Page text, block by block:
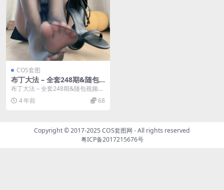
COS套图
布丁大法 – 全套248期&随包
视频
布丁大法 – 全套248期&随包视频，
合集分类：COS套图、合集模特：
布...4 年前 68
Copyright © 2017-2025COS套图网 - All rights reserved
粤ICP备2017215676号